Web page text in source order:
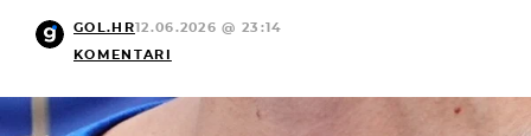
GOL.HR12.06.2026 @ 23:14
KOMENTARI